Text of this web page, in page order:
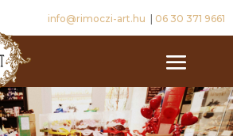
info@rimoczi-art.hu 06 30 371 9661